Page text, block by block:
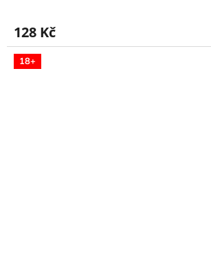
128 Kč
18+